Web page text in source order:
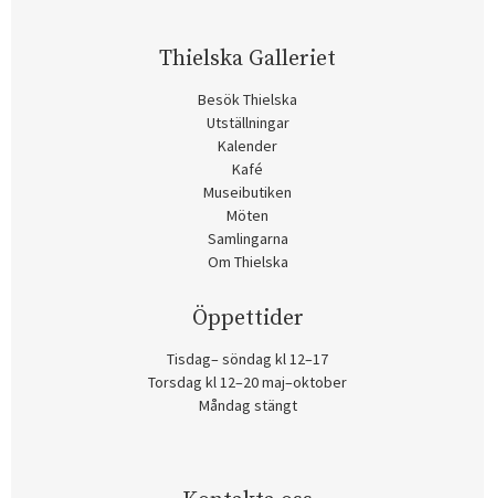
Thielska Galleriet
Besök Thielska
Utställningar
Kalender
Kafé
Museibutiken
Möten
Samlingarna
Om Thielska
Öppettider
Tisdag– söndag kl 12–17
Torsdag kl 12–20 maj–oktober
Måndag stängt